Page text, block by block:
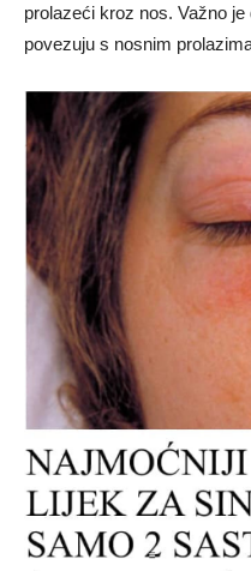
prolazeći kroz nos. Važno
povezuju s nosnim